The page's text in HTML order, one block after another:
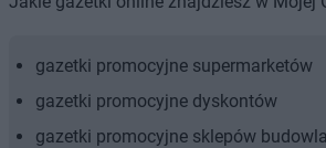
gazetki promocyjne supermarketów
gazetki promocyjne dyskontów
gazetki promocyjne sklepów